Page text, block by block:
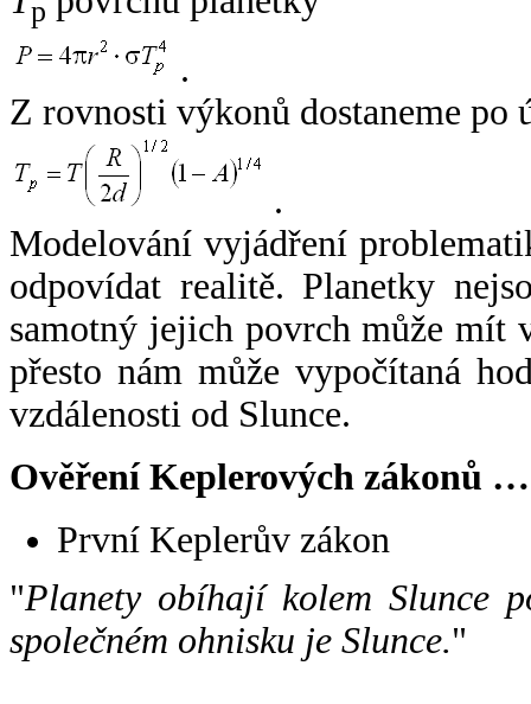
p
.
Z rovnosti výkonů dostaneme po
.
Modelování vyjádření
odpovídat realitě. Planetky
samotný jejich povrch může mít
přesto nám může vypočítaná
vzdálenosti od Slunce.
Ověření Keplerových zákonů …
První Keplerův zákon
"Planety obíhají kolem Slunce
společném ohnisku je Slunce."